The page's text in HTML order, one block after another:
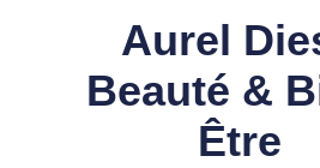
Aurel
Beauté &
Être